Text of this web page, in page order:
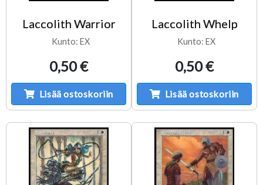
Laccolith Warrior
Kunto: EX
0,50 €
Lisää ostoskoriin
Laccolith Whelp
Kunto: EX
0,50 €
Lisää ostoskoriin